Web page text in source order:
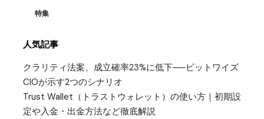
特集
人気記事
クラリティ法案、成立確率23%に低下──ビットワイズ
CIOが示す2つのシナリオ
Trust Wallet（トラストウォレット）の使い方｜初期設
定や入金・出金方法など徹底解説